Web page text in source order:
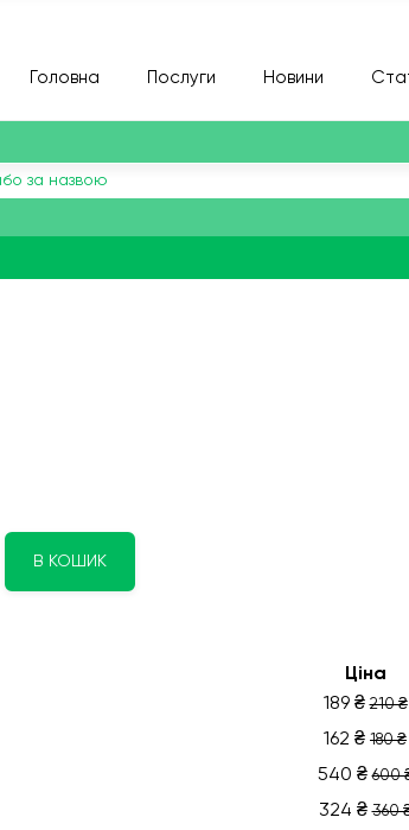
Головна Послуги Новини
В КОШИК
Ціна
189 ₴210 ₴
162 ₴ 180 ₴
540 ₴600
324 ₴360